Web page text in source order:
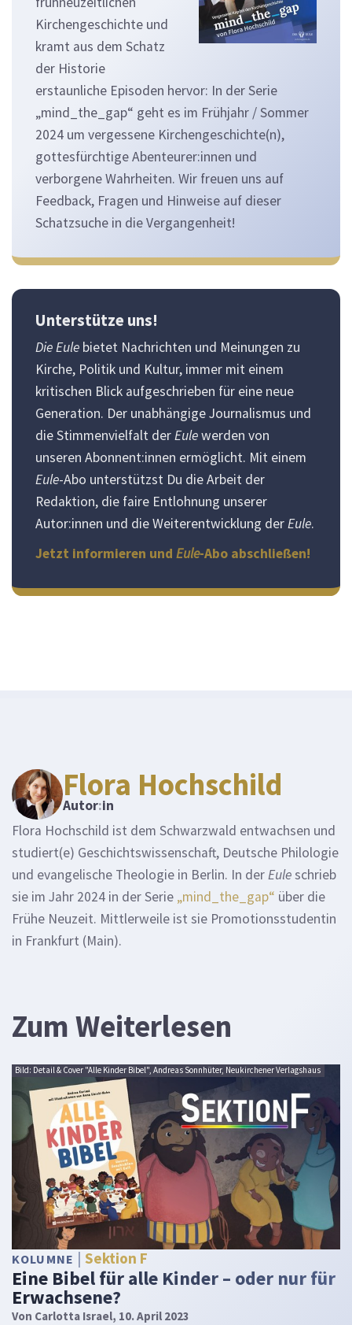
Kirchengeschichte und
kramt aus dem Schatz
der Historie
erstaunliche Episoden hervor: In der Serie
„mind_the_gap“ geht es im Frühjahr / Sommer
2024 um vergessene Kirchengeschichte(n),
gottesfürchtige Abenteurer:innen und
verborgene Wahrheiten. Wir freuen uns auf
Feedback, Fragen und Hinweise auf dieser
Schatzsuche in die Vergangenheit!
Unterstütze uns!
Die Eule bietet Nachrichten und Meinungen zu
Kirche, Politik und Kultur, immer mit einem
kritischen Blick aufgeschrieben für eine neue
Generation. Der unabhängige Journalismus und
die Stimmenvielfalt derEulewerden von
unseren Abonnent:innen ermöglicht. Mit einem
Eule-Abo unterstützst Du die Arbeit der
Redaktion, die faire Entlohnung unserer
Autor:innen und die Weiterentwicklung derEule.
Jetzt informieren und Eule-Abo abschließen!
Flora Hochschild
Autor:in
Flora Hochschild ist dem Schwarzwald entwachsen und
studiert(e) Geschichtswissenschaft, Deutsche Philologie
und evangelische Theologie in Berlin. In derEuleschrieb
sie im Jahr 2024 in der Serie „mind_the_gap“ über die
Frühe Neuzeit. Mittlerweile ist sie Promotionsstudentin
in Frankfurt (Main).
Zum Weiterlesen
Bild: Detail & Cover "Alle Kinder Bibel", Andreas Sonnhüter, Neukirchener Verlagshaus
KOLUMNE Sektion F
Eine Bibel für alle Kinder – oder nur für
Erwachsene?
Von Carlotta Israel, 10. April 2023